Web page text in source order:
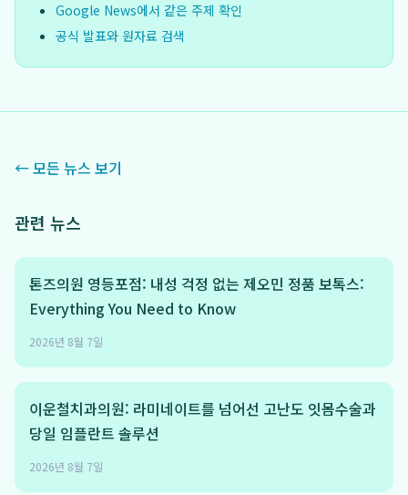
Google News에서 같은 주제 확인
공식 발표와 원자료 검색
← 모든 뉴스 보기
관련 뉴스
톤즈의원 영등포점: 내성 걱정 없는 제오민 정품 보톡스:
Everything You Need to Know
2026년 8월 7일
이운철치과의원: 라미네이트를 넘어선 고난도 잇몸수술과
당일 임플란트 솔루션
2026년 8월 7일